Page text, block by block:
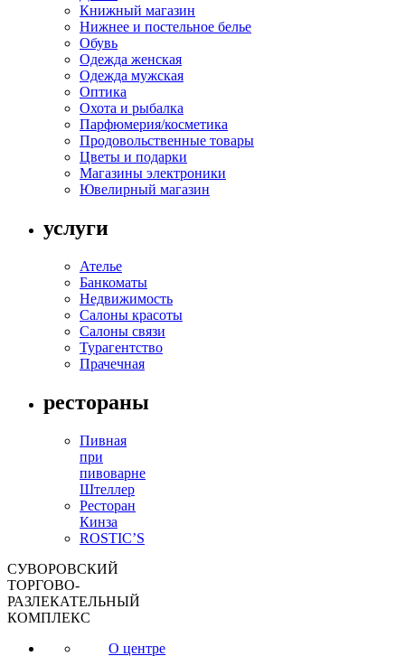
Книжный магазин
Нижнее и постельное белье
Обувь
Одежда женская
Одежда мужская
Оптика
Охота и рыбалка
Парфюмерия/косметика
Продовольственные товары
Цветы и подарки
Магазины электроники
Ювелирный магазин
услуги
Ателье
Банкоматы
Недвижимость
Салоны красоты
Салоны связи
Турагентство
Прачечная
рестораны
Пивная
при
пивоварне
Штеллер
Ресторан
Кинза
ROSTIC’S
СУВОРОВСКИЙ
ТОРГОВО-
РАЗЛЕКАТЕЛЬНЫЙ
КОМПЛЕКС
О центре